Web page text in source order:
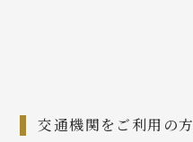
交通機関をご利用の方